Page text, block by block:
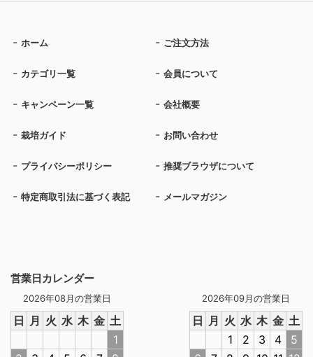
営業日カレンダー
2026年08月の営業日
日 月 火 水 木 金 土
1
2026年09月の営業日
日 月 火 水 木 金 土
1
2 3 4
5
ホーム ご注文方法
カテゴリ一覧 会員について
キャンペーン一覧 会社概要
栽培ガイド お問い合わせ
プライバシーポリシー 推奨ブラウザについて
特定商取引法に基づく表記 メールマガジン